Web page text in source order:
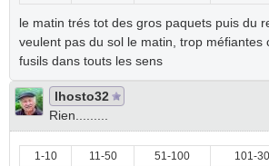
le matin trés tot des gros paquets puis du
veulent pas du sol le matin, trop méfiantes
fusils dans touts les sens
lhosto32
Rien.........
1-10 11-50 51-100 101-